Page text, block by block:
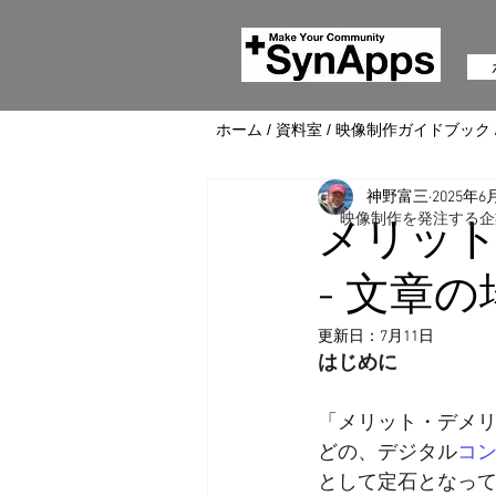
ホーム / 資料室 / 映像制作ガイドブック
メリッ
- 文章の
神野富三 2025年6
更新日： 7月11日
はじめに
「メリット・デメ
どの、デジタルコ
として定石となっ
映像制作を発注する